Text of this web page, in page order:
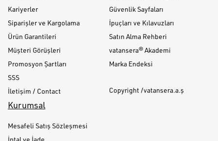
Kariyerler
Siparişler ve Kargolama
Ürün Garantileri
Müşteri Görüşleri
Promosyon Şartları
SSS
İletişim / Contact
Güvenlik Sayfaları
İpuçları ve Kılavuzları
Satın Alma Rehberi
vatansera® Akademi
Marka Endeksi
Copyright /vatansera.a.ş
Kurumsal
Mesafeli Satış Sözleşmesi
İptal ve İade